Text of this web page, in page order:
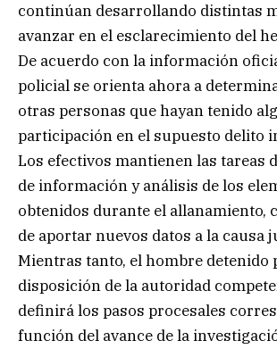
continúan desarrollando distintas
avanzar en el esclarecimiento del
De acuerdo con la información
policial se orienta ahora a
otras personas que hayan tenido
participación en el supuesto delito
Los efectivos mantienen las tareas
de información y análisis de los
obtenidos durante el allanamiento,
de aportar nuevos datos a la causa
Mientras tanto, el hombre detenido
disposición de la autoridad
definirá los pasos procesales
función del avance de la